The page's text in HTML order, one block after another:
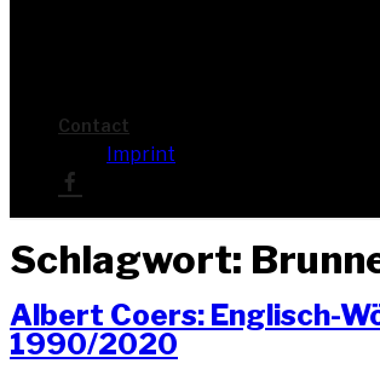
Cont­act
Imprint
Schlagwort:
Albert Coers: Eng­lisch-
1990/2020